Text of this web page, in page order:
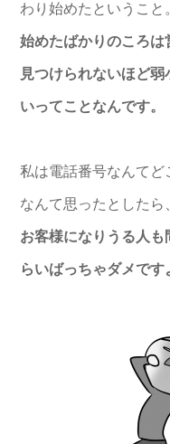
わり始めた ということ
始めたばかりのころは
見つけられないほど弱
いってことなんです。
私は電話番号なんてど
なんて思ったとしたら
お客様になりうる人
らいばっちゃダメです